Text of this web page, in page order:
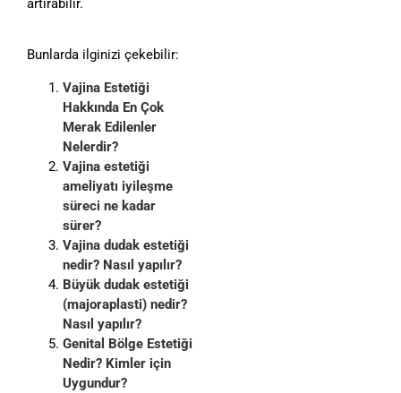
artırabilir.
Bunlarda ilginizi çekebilir:
Vajina Estetiği
Hakkında En Çok
Merak Edilenler
Nelerdir?
Vajina estetiği
ameliyatı iyileşme
süreci ne kadar
sürer?
Vajina dudak estetiği
nedir? Nasıl yapılır?
Büyük dudak estetiği
(majoraplasti) nedir?
Nasıl yapılır?
Genital Bölge Estetiği
Nedir? Kimler için
Uygundur?